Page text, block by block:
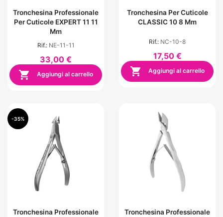
Tronchesina Professionale
Per Cuticole EXPERT 11 11
Mm
Rif.: NE-11-11
33,00 €
 Aggiungi al carrello
Tronchesina Per Cuticole
CLASSIC 10 8 Mm
Rif.: NC-10-8
17,50 €
 Aggiungi al carrello
Tronchesina Professionale
-35%
Tronchesina Professionale